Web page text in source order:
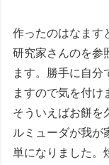
作ったのはなます
研究家さんのを参
ます。勝手に自分
ますので気を付け
そういえばお餅を
ルミューダが我が
単になりました。